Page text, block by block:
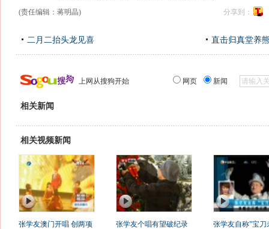
(责任编辑：蒋明晶) 分享到：
二月二抬头龙见喜 直击归真堂养
上网从搜狗开始 网页 新闻
相关新闻
相关视频新闻
张学友澳门开唱 创两项
张学友个唱有望破纪录
张学友自称"宝刀